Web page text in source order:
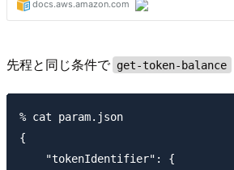
先程と同じ条件で get-token-balance
% cat param.json
{
    "tokenIdentifier": {